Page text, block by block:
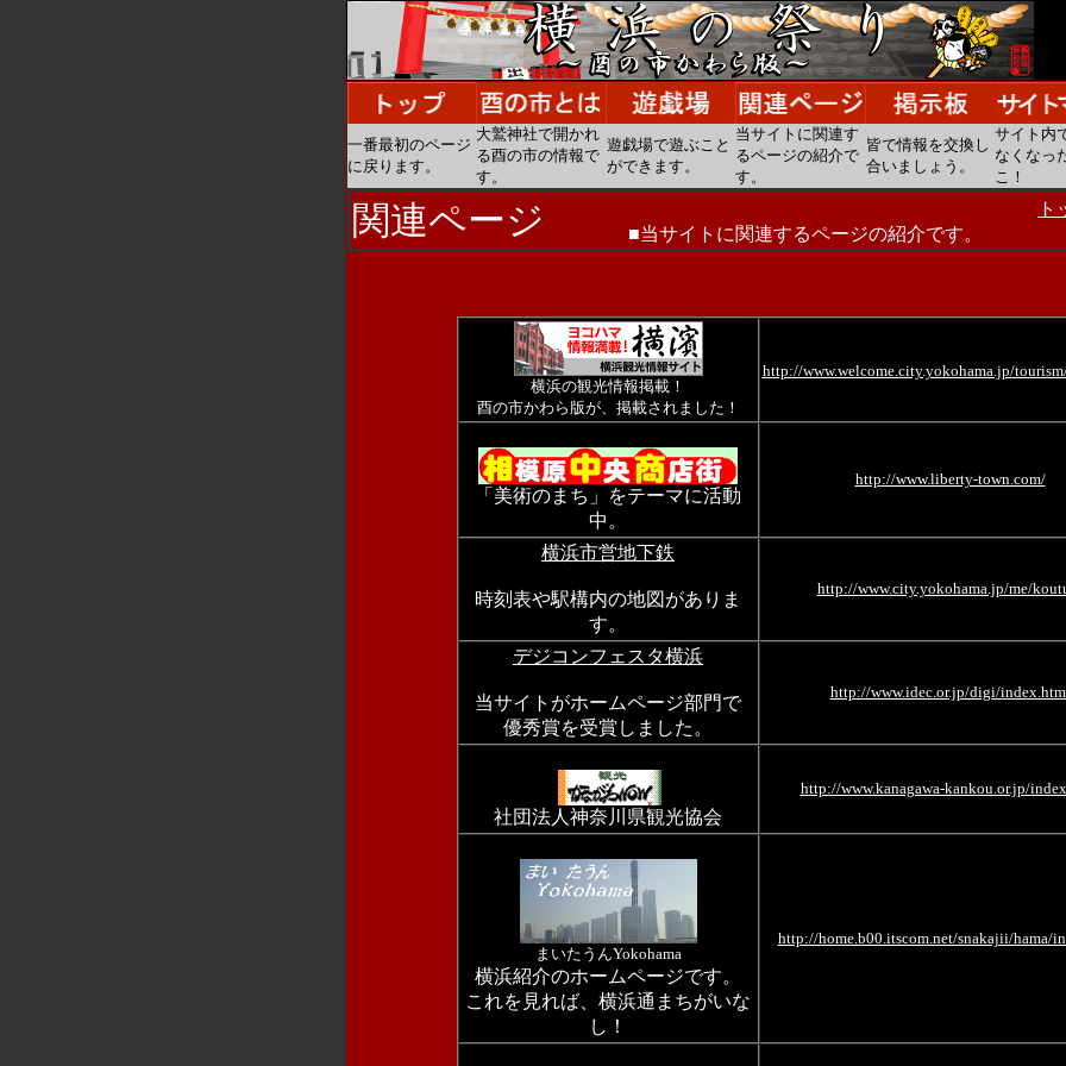
一番最初のページ
に戻ります。
大鷲神社で開かれ
る酉の市の情報で
す。
遊戯場で遊ぶこと
ができます。
当サイトに関連す
るページの紹介で
す。
皆で情報を交換し
合いましょう。
サイト内
なくなっ
こ！
関連ページ ■当サイトに関連するページの紹介です。
ト
横浜の観光情報掲載！
酉の市かわら版が、掲載されました！
http://www.welcome.city.yokohama.jp/
「美術のまち」をテーマに活動
中。
http://www.liberty-town.com/
横浜市営地下鉄
時刻表や駅構内の地図がありま
す。
http://www.city.yokohama.jp/me/
デジコンフェスタ横浜
当サイトがホームページ部門で
優秀賞を受賞しました。
http://www.idec.or.jp/digi/
社団法人神奈川県観光協会
http://www.kanagawa-kankou.or.jp/
まいたうんYokohama
横浜紹介のホームページです。
これを見れば、横浜通まちがいな
し！
http://home.b00.itscom.net/snakajii/hama/